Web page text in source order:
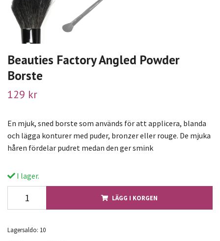
Beauties Factory Angled Powder
Borste
129 kr
En mjuk, sned borste som används för att applicera, blanda
och lägga konturer med puder, bronzer eller rouge. De mjuka
håren fördelar pudret medan den ger smink
I lager.
LÄGG I KORGEN
Lagersaldo: 10